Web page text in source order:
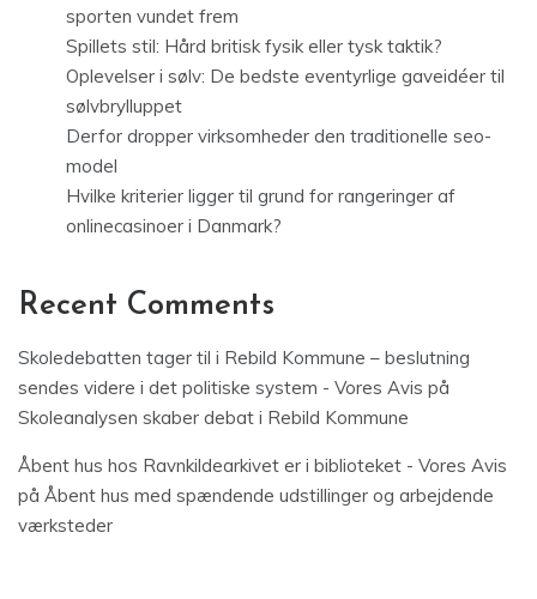
sporten vundet frem
Spillets stil: Hård britisk fysik eller tysk taktik?
Oplevelser i sølv: De bedste eventyrlige gaveidéer til
sølvbrylluppet
Derfor dropper virksomheder den traditionelle seo-
model
Hvilke kriterier ligger til grund for rangeringer af
onlinecasinoer i Danmark?
Recent Comments
Skoledebatten tager til i Rebild Kommune – beslutning
sendes videre i det politiske system - Vores Avis på
Skoleanalysen skaber debat i Rebild Kommune
Åbent hus hos Ravnkildearkivet er i biblioteket - Vores Avis
på Åbent hus med spændende udstillinger og arbejdende
værksteder